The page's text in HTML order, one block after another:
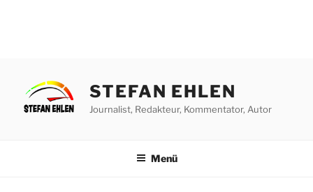
springen
STEFAN EHLEN
Journalist, Redakteur, Kommentator, Autor
Menü